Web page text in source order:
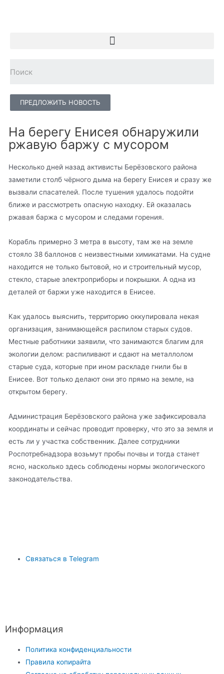
ПРЕДЛОЖИТЬ НОВОСТЬ
На берегу Енисея обнаружили
ржавую баржу с мусором
Несколько дней назад активисты Берёзовского района
заметили столб чёрного дыма на берегу Енисея и сразу же
вызвали спасателей. После тушения удалось подойти
ближе и рассмотреть опасную находку. Ей оказалась
ржавая баржа с мусором и следами горения.
Корабль примерно 3 метра в высоту, там же на земле
стояло 38 баллонов с неизвестными химикатами. На судне
находится не только бытовой, но и строительный мусор,
стекло, старые электроприборы и покрышки. А одна из
деталей от баржи уже находится в Енисее.
Как удалось выяснить, территорию оккупировала некая
организация, занимающейся распилом старых судов.
Местные работники заявили, что занимаются благим для
экологии делом: распиливают и сдают на металлолом
старые суда, которые при ином раскладе гнили бы в
Енисее. Вот только делают они это прямо на земле, на
открытом берегу.
Администрация Берёзовского района уже зафиксировала
координаты и сейчас проводит проверку, что это за земля и
есть ли у участка собственник. Далее сотрудники
Роспотребнадзора возьмут пробы почвы и тогда станет
ясно, насколько здесь соблюдены нормы экологического
законодательства.
Связаться в Telegram
Информация
Политика конфиденциальности
Правила копирайта